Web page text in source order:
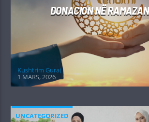
DONACION NË
Kushtrim Guraj
1 MARS, 2026
UNCATEGORIZED